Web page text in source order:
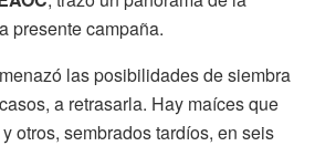
presente campaña.
las posibilidades de siembra
a retrasarla. Hay maíces que
otros, sembrados tardíos, en seis